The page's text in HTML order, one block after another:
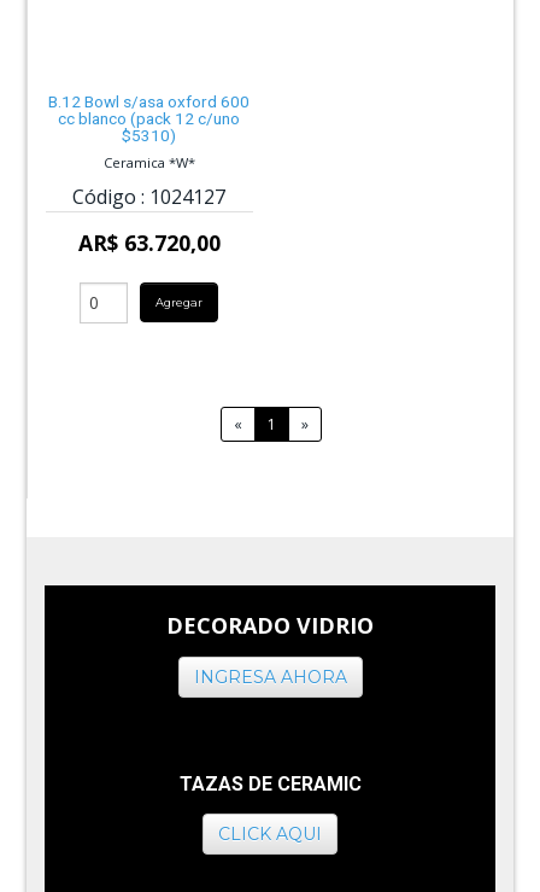
B.12 Bowl s/asa oxford 600
cc blanco (pack 12 c/uno
$5310)
Ceramica *W*
Código : 1024127
AR$ 63.720,00
Agregar
« 1 »
DECORADO VIDRIO
INGRESA AHORA
TAZAS DE CERAMIC
CLICK AQUI